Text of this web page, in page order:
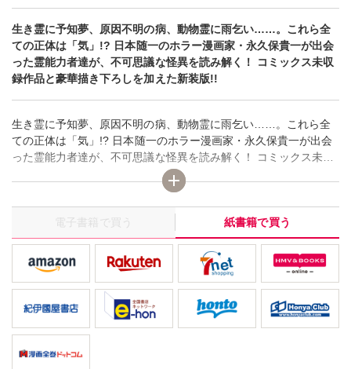
生き霊に予知夢、原因不明の病、動物霊に雨乞い……。これら全
ての正体は「気」!? 日本随一のホラー漫画家・永久保貴一が出会
った霊能力者達が、不可思議な怪異を読み解く！ コミックス未収
録作品と豪華描き下ろしを加えた新装版!!
生き霊に予知夢、原因不明の病、動物霊に雨乞い……。これら全
ての正体は「気」!? 日本随一のホラー漫画家・永久保貴一が出会
った霊能力者達が、不可思議な怪異を読み解く！ コミックス未収
録作品と豪華描き下ろしを加えた新装版!!
電子書籍で買う 紙書籍で買う